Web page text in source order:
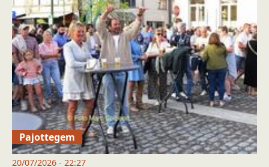
Pajottegem
20/07/2026 - 22:27